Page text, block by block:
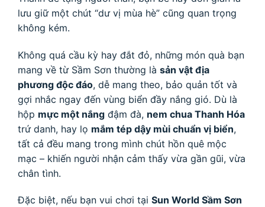
lưu giữ một chút “dư vị mùa hè” cũng quan trọng
không kém.
Không quá cầu kỳ hay đắt đỏ, những món quà bạn
mang về từ Sầm Sơn thường là sản vật địa
phương độc đáo, dễ mang theo, bảo quản tốt và
gợi nhắc ngay đến vùng biển đầy nắng gió. Dù là
hộp mực một nắng đậm đà, nem chua Thanh Hóa
trứ danh, hay lọ mắm tép dậy mùi chuẩn vị biển,
tất cả đều mang trong mình chút hồn quê mộc
mạc – khiến người nhận cảm thấy vừa gần gũi, vừa
chân tình.
Đặc biệt, nếu bạn vui chơi tại Sun World Sầm Sơn